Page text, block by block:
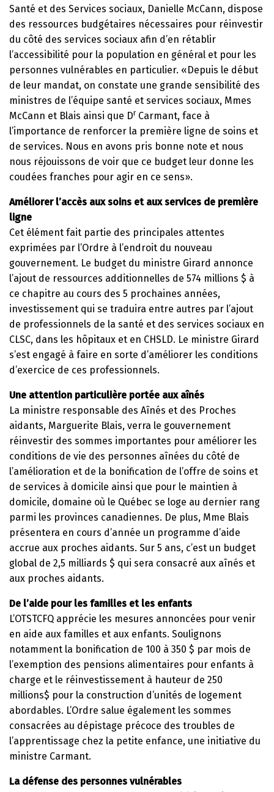
Santé et des Services sociaux, Danielle McCann, dispose
des ressources budgétaires nécessaires pour réinvestir
du côté des services sociaux afin d’en rétablir
l’accessibilité pour la population en général et pour les
personnes vulnérables en particulier. «Depuis le début
de leur mandat, on constate une grande sensibilité des
ministres de l’équipe santé et services sociaux, Mmes
McCann et Blais ainsi que DrCarmant, face à
l’importance de renforcer la première ligne de soins et
de services. Nous en avons pris bonne note et nous
nous réjouissons de voir que ce budget leur donne les
coudées franches pour agir en ce sens».
Améliorer l’accès aux soins et aux services de première
ligne
Cet élément fait partie des principales attentes
exprimées par l’Ordre à l’endroit du nouveau
gouvernement. Le budget du ministre Girard annonce
l’ajout de ressources additionnelles de 574 millions $ à
ce chapitre au cours des 5 prochaines années,
investissement qui se traduira entre autres par l’ajout
de professionnels de la santé et des services sociaux en
CLSC, dans les hôpitaux et en CHSLD. Le ministre Girard
s’est engagé à faire en sorte d’améliorer les conditions
d’exercice de ces professionnels.
Une attention particulière portée aux aînés
La ministre responsable des Aînés et des Proches
aidants, Marguerite Blais, verra le gouvernement
réinvestir des sommes importantes pour améliorer les
conditions de vie des personnes aînées du côté de
l’amélioration et de la bonification de l’offre de soins et
de services à domicile ainsi que pour le maintien à
domicile, domaine où le Québec se loge au dernier rang
parmi les provinces canadiennes. De plus, Mme Blais
présentera en cours d’année un programme d’aide
accrue aux proches aidants. Sur 5 ans, c’est un budget
global de 2,5 milliards $ qui sera consacré aux aînés et
aux proches aidants.
De l’aide pour les familles et les enfants
L’OTSTCFQ apprécie les mesures annoncées pour venir
en aide aux familles et aux enfants. Soulignons
notamment la bonification de 100 à 350 $ par mois de
l’exemption des pensions alimentaires pour enfants à
charge et le réinvestissement à hauteur de 250
millions$ pour la construction d’unités de logement
abordables. L’Ordre salue également les sommes
consacrées au dépistage précoce des troubles de
l’apprentissage chez la petite enfance, une initiative du
ministre Carmant.
La défense des personnes vulnérables